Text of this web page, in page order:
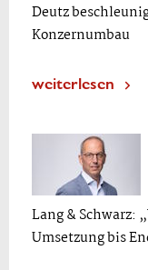
Deutz
Konzernumbau
weiterlesen
Lang & Schwarz:
Umsetzung bis